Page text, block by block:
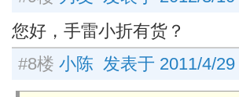
您好，手雷小折有货？
#8楼 小陈 发表于 2011/4/29